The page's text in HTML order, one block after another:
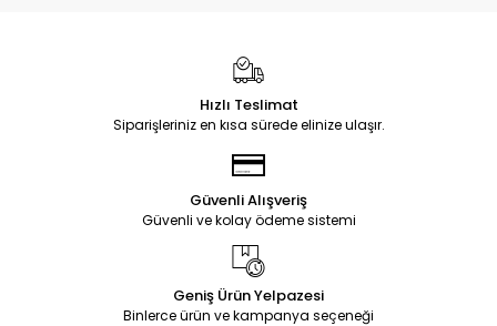
Hızlı Teslimat
Siparişleriniz en kısa sürede elinize ulaşır.
Güvenli Alışveriş
Güvenli ve kolay ödeme sistemi
Geniş Ürün Yelpazesi
Binlerce ürün ve kampanya seçeneği